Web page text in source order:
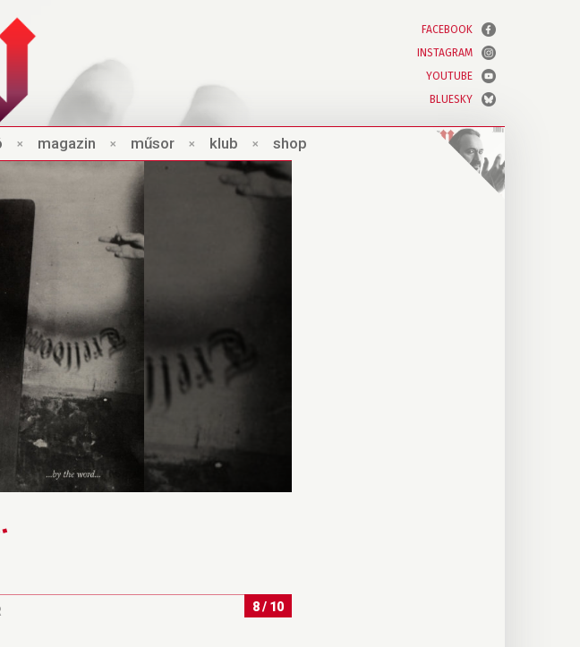
FACEBOOK
INSTAGRAM
YOUTUBE
BLUESKY
× magazin × műsor × klub × shop
8 / 10